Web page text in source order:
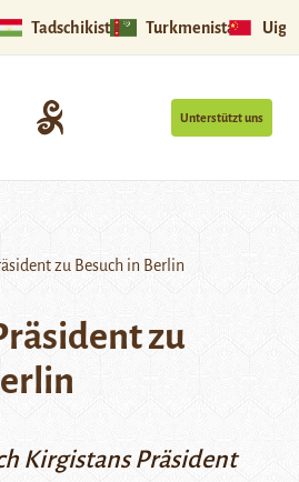
Tadschikistan Turkmenistan
Unterstützt uns
zu Besuch in Berlin
zu
Kirgistans Präsident